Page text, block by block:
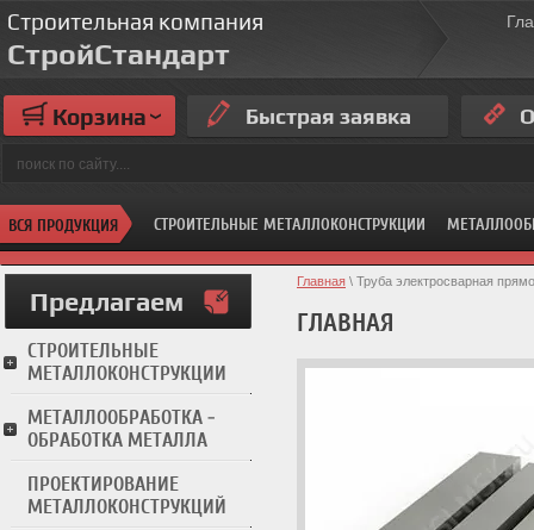
Строительная компания
СтройСтандарт
Быстрая заявка
Корзина
ВСЯ ПРОДУКЦИЯ СТРОИТЕЛЬНЫЕ МЕТАЛЛОКОНСТРУКЦИИ
Предлагаем
СТРОИТЕЛЬНЫЕ
МЕТАЛЛОКОНСТРУКЦИИ
МЕТАЛЛООБРАБОТКА -
ОБРАБОТКА МЕТАЛЛА
ПРОЕКТИРОВАНИЕ
МЕТАЛЛОКОНСТРУКЦИЙ
Главная \ Труба электросварная
ГЛАВНАЯ